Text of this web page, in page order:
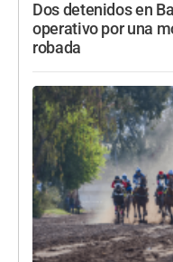
Dos detenidos en
operativo por una
robada